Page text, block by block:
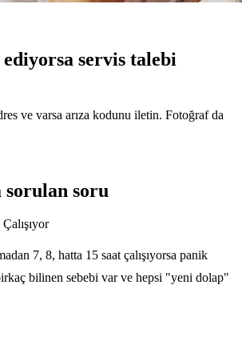
servis talebi
ve varsa arıza kodunu iletin. Fotoğraf da
sorulan soru
7, 8, hatta 15 saat çalışıyorsa panik
bilinen sebebi var ve hepsi "yeni dolap"